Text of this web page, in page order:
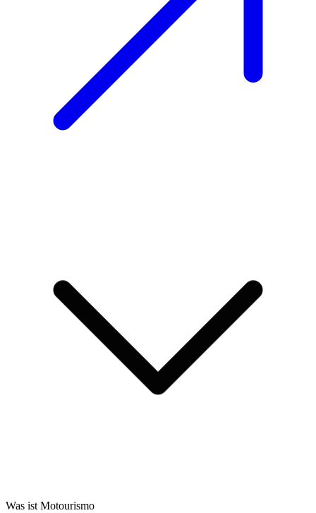
Was ist Motourismo